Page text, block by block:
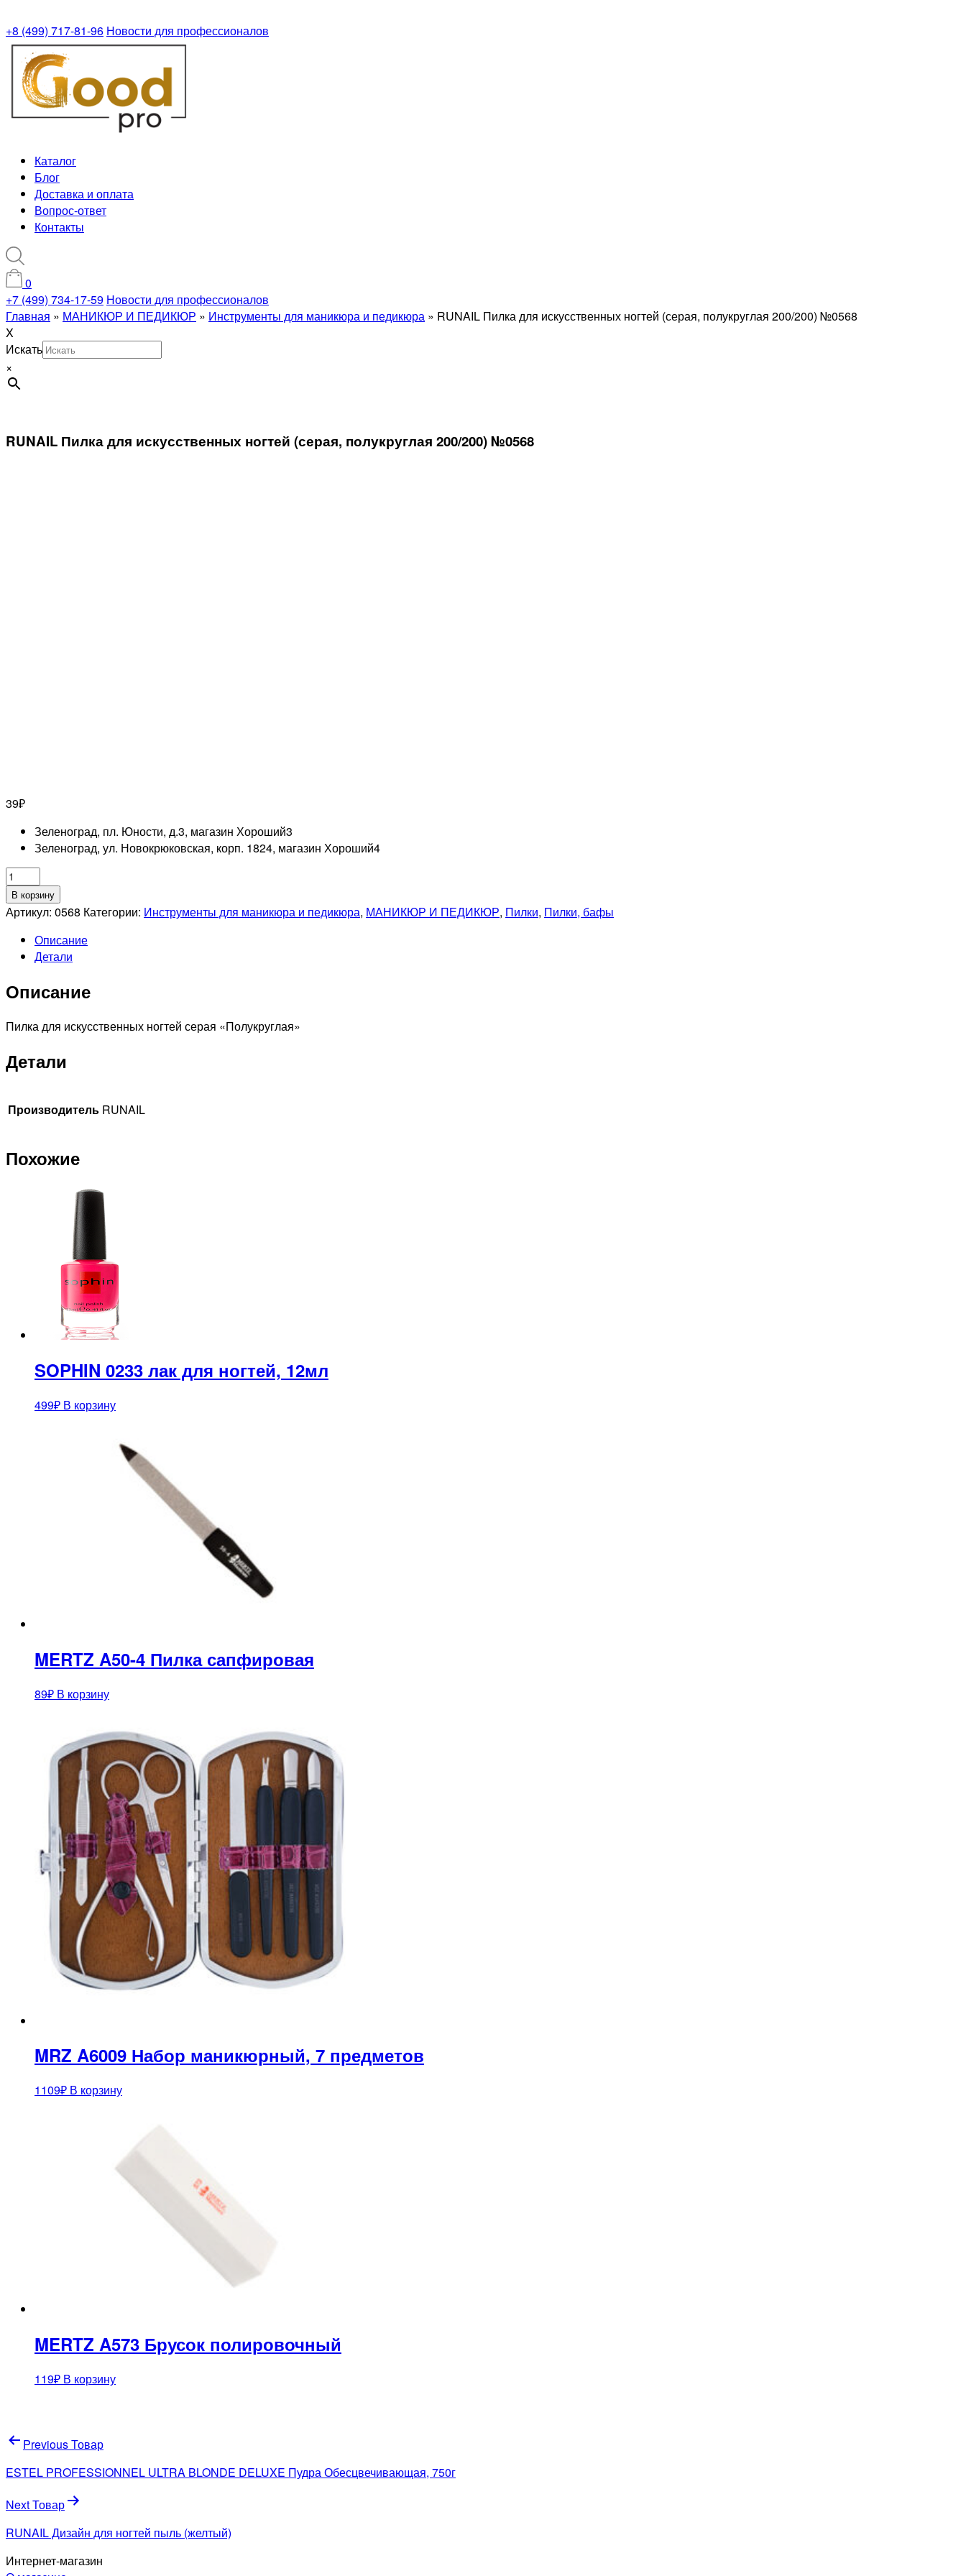
+8 (499) 717-81-96 Новости для профессионалов
Каталог
Блог
Доставка и оплата
Вопрос-ответ
Контакты
0
+7 (499) 734-17-59 Новости для профессионалов
Главная » МАНИКЮР И ПЕДИКЮР » Инструменты для маникюра и педикюра » RUNAIL Пилка для искусственных ногтей (серая, полукруглая 200/200) №0568
X
Искать
×
RUNAIL Пилка для искусственных ногтей (серая, полукруглая 200/200) №0568
39₽
Зеленоград, пл. Юности, д.3, магазин Хороший3
Зеленоград, ул. Новокрюковская, корп. 1824, магазин Хороший4
Количество
товара
RUNAIL
для
искусственных
(серая,
200/200)
В корзину
Артикул: 0568 Категории: Инструменты для маникюра и педикюра, МАНИКЮР И ПЕДИКЮР, Пилки, Пилки, бафы
Описание
Детали
Описание
Пилка для искусственных ногтей серая «Полукруглая»
Детали
Производитель RUNAIL
Похожие
SOPHIN 0233 лак для ногтей, 12мл
499₽ В корзину
MERTZ A50-4 Пилка сапфировая
89₽ В корзину
MRZ A6009 Набор маникюрный, 7 предметов
1109₽ В корзину
MERTZ A573 Брусок полировочный
119₽ В корзину
Навигация
по
записям
Previous Товар
ESTEL PROFESSIONNEL ULTRA BLONDE DELUXE Пудра Обесцвечивающая, 750г
Next Товар
RUNAIL Дизайн для ногтей пыль (желтый)
Интернет-магазин